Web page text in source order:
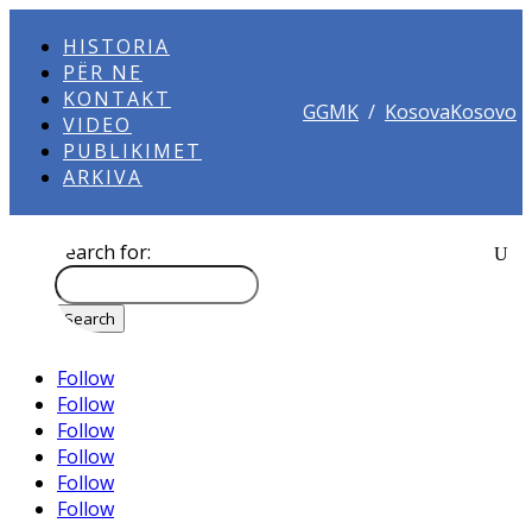
HISTORIA
PËR NE
KONTAKT
VIDEO
PUBLIKIMET
ARKIVA
GGMK / KosovaKosovo
Search for:
Follow
Follow
Follow
Follow
Follow
Follow